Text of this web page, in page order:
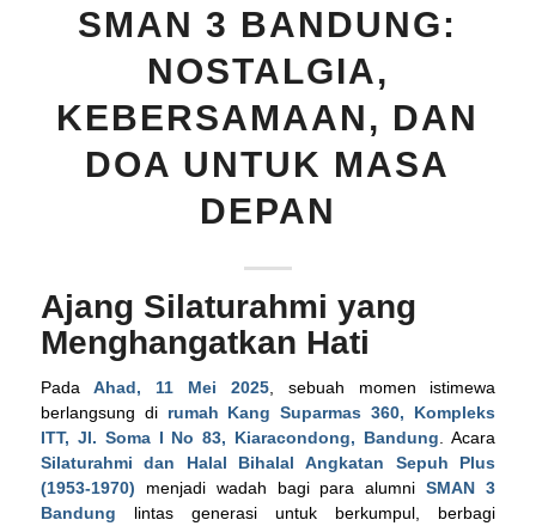
SMAN 3 BANDUNG:
NOSTALGIA,
KEBERSAMAAN, DAN
DOA UNTUK MASA
DEPAN
Ajang Silaturahmi yang
Menghangatkan Hati
PadaAhad, 11 Mei 2025, sebuah momen istimewa
berlangsung di rumah Kang Suparmas 360, Kompleks
ITT, Jl. Soma I No 83, Kiaracondong, Bandung. Acara
Silaturahmi dan Halal Bihalal Angkatan Sepuh Plus
(1953-1970) menjadi wadah bagi para alumniSMAN 3
Bandung lintas generasi untuk berkumpul, berbagi